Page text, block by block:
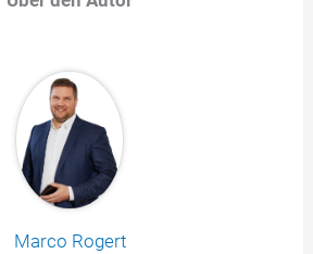
Marco Rogert